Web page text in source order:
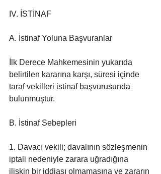
IV. İSTİNAF
A. İstinaf Yoluna Başvuranlar
İlk Derece Mahkemesinin yukarıda
belirtilen kararına karşı, süresi içinde
taraf vekilleri istinaf başvurusunda
bulunmuştur.
B. İstinaf Sebepleri
1. Davacı vekili; davalının sözleşmenin
iptali nedeniyle zarara uğradığına
ilişkin bir iddiası olmamasına ve zararın